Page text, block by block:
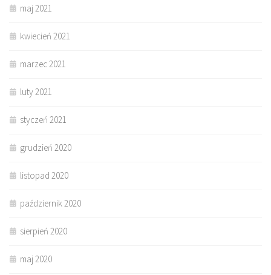
maj 2021
kwiecień 2021
marzec 2021
luty 2021
styczeń 2021
grudzień 2020
listopad 2020
październik 2020
sierpień 2020
maj 2020